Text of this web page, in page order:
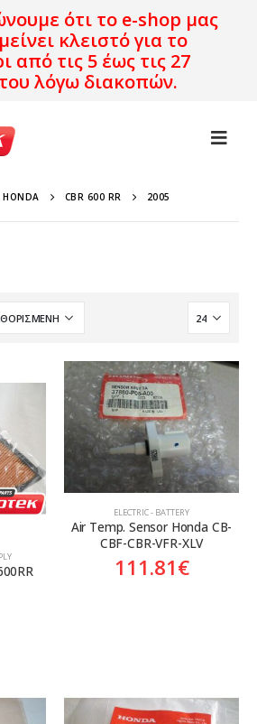
ότι το e-shop μας
κλειστό για το
από τις 5 έως τις 27
λόγω διακοπών.
HONDA CBR 600 RR 2005
Aftermarket
Genuine
ELECTRIC - BATTERY
Air Temp. Sensor Honda CB-
CBF-CBR-VFR-XLV
111.81€